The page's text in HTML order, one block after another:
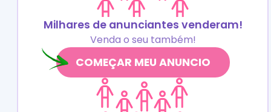
Milhares de anunciantes venderam!
Venda o seu também!
COMEÇAR MEU ANUNCIO